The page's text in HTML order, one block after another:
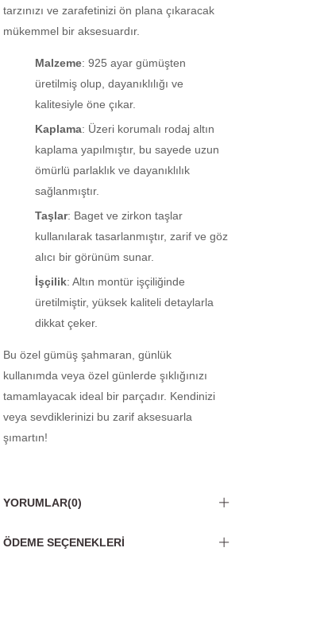
tarzınızı ve zarafetinizi ön plana çıkaracak
mükemmel bir aksesuardır.
Malzeme: 925 ayar gümüşten
üretilmiş olup, dayanıklılığı ve
kalitesiyle öne çıkar.
Kaplama: Üzeri korumalı rodaj altın
kaplama yapılmıştır, bu sayede uzun
ömürlü parlaklık ve dayanıklılık
sağlanmıştır.
Taşlar: Baget ve zirkon taşlar
kullanılarak tasarlanmıştır, zarif ve göz
alıcı bir görünüm sunar.
İşçilik: Altın montür işçiliğinde
üretilmiştir, yüksek kaliteli detaylarla
dikkat çeker.
Bu özel gümüş şahmaran, günlük
kullanımda veya özel günlerde şıklığınızı
tamamlayacak ideal bir parçadır. Kendinizi
veya sevdiklerinizi bu zarif aksesuarla
şımartın!
YORUMLAR(0)
ÖDEME SEÇENEKLERI